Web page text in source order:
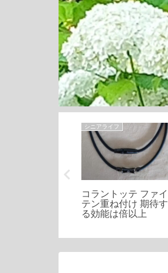
シニアライフ
コラントッテ ファイ
テン重ね付け 期待す
る効能は倍以上